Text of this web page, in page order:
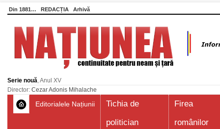
Din 1881… REDACȚIA Arhivă
Serie nouă, Anul XV
Director: Cezar Adonis Mihalache
Editorialele Națiunii
Tichia de
politician
Firea
românilor